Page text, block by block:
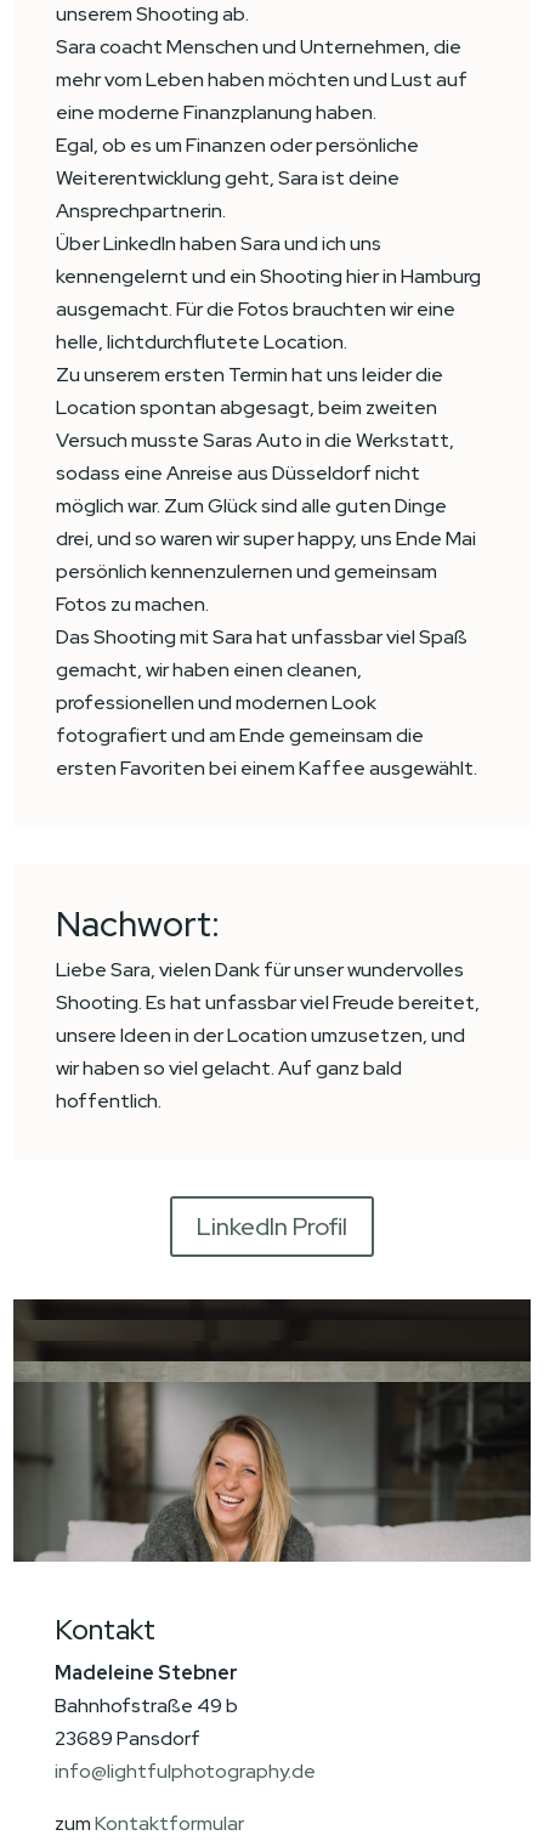
unserem Shooting ab.
Sara coacht Menschen und Unternehmen, die
mehr vom Leben haben möchten und Lust auf
eine moderne Finanzplanung haben.
Egal, ob es um Finanzen oder persönliche
Weiterentwicklung geht, Sara ist deine
Ansprechpartnerin.
Über LinkedIn haben Sara und ich uns
kennengelernt und ein Shooting hier in Hamburg
ausgemacht. Für die Fotos brauchten wir eine
helle, lichtdurchflutete Location.
Zu unserem ersten Termin hat uns leider die
Location spontan abgesagt, beim zweiten
Versuch musste Saras Auto in die Werkstatt,
sodass eine Anreise aus Düsseldorf nicht
möglich war. Zum Glück sind alle guten Dinge
drei, und so waren wir super happy, uns Ende Mai
persönlich kennenzulernen und gemeinsam
Fotos zu machen.
Das Shooting mit Sara hat unfassbar viel Spaß
gemacht, wir haben einen cleanen,
professionellen und modernen Look
fotografiert und am Ende gemeinsam die
ersten Favoriten bei einem Kaffee ausgewählt.
Nachwort:
Liebe Sara, vielen Dank für unser wundervolles
Shooting. Es hat unfassbar viel Freude bereitet,
unsere Ideen in der Location umzusetzen, und
wir haben so viel gelacht. Auf ganz bald
hoffentlich.
LinkedIn Profil
Kontakt
Madeleine Stebner
Bahnhofstraße 49 b
23689 Pansdorf
info@lightfulphotography.de
zumKontaktformular